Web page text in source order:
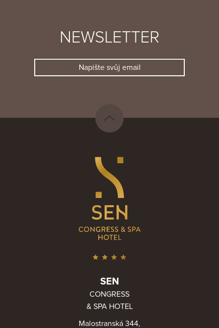
NEWSLETTER
Napište svůj email
SEN
CONGRESS
& SPA HOTEL
Malostranská 344,